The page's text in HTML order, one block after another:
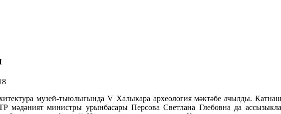
музей-тыюлыгында V Халыкара археология мәктәбе ачылды.
мәдәният министры урынбасары Персова Светлана Глебовна да